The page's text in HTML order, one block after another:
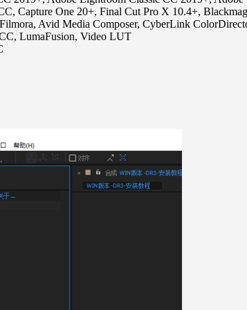
Capture One 20+, Final Cut Pro X 10.4+,
Avid Media Composer, CyberLink
LumaFusion, Video LUT